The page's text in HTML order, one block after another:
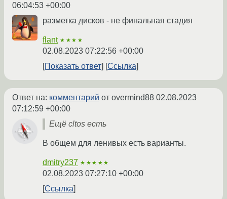
06:04:53 +00:00
разметка дисков - не финальная стадия
flant ★★★★
02.08.2023 07:22:56 +00:00
Показать ответ
Ссылка
Ответ на: комментарий от overmind88 02.08.2023
07:12:59 +00:00
Ещё cltos есть
В общем для ленивых есть варианты.
dmitry237 ★★★★★
02.08.2023 07:27:10 +00:00
Ссылка